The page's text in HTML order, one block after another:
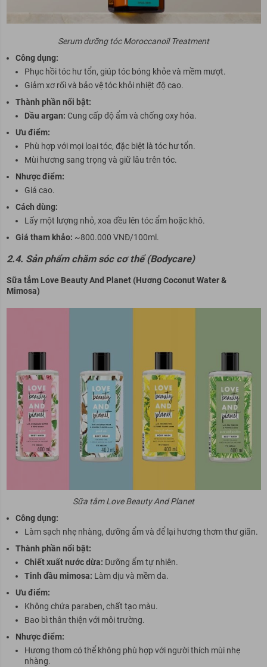
Serum dưỡng tóc Moroccanoil Treatment
Công dụng:
Phục hồi tóc hư tổn, giúp tóc bóng khỏe và mềm mượt.
Giảm xơ rối và bảo vệ tóc khỏi nhiệt độ cao.
Thành phần nổi bật:
Dầu argan: Cung cấp độ ẩm và chống oxy hóa.
Ưu điểm:
Phù hợp với mọi loại tóc, đặc biệt là tóc hư tổn.
Mùi hương sang trọng và giữ lâu trên tóc.
Nhược điểm:
Giá cao.
Cách dùng:
Lấy một lượng nhỏ, xoa đều lên tóc ẩm hoặc khô.
Giá tham khảo: ~800.000 VNĐ/100ml.
2.4. Sản phẩm chăm sóc cơ thể (Bodycare)
Sữa tắm Love Beauty And Planet (Hương Coconut Water &
Mimosa)
Sữa tắm Love Beauty And Planet
Công dụng:
Làm sạch nhẹ nhàng, dưỡng ẩm và để lại hương thơm thư giãn.
Thành phần nổi bật:
Chiết xuất nước dừa: Dưỡng ẩm tự nhiên.
Tinh dầu mimosa: Làm dịu và mềm da.
Ưu điểm:
Không chứa paraben, chất tạo màu.
Bao bì thân thiện với môi trường.
Nhược điểm:
Hương thơm có thể không phù hợp với người thích mùi nhẹ
nhàng.